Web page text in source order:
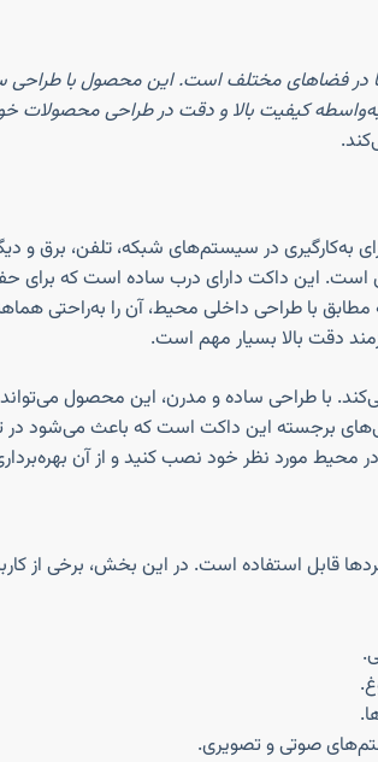
در فضاهای مختلف است. این محصول با طراحی
کیفیت بالا و دقت در طراحی محصولات
است. این داکت دارای درب ساده است که برای
می‌دهد که مطابق با طراحی داخلی محیط، آن را
دقت بالا بسیار مهم است.
نیز حفظ می‌کند. با طراحی ساده و مدرن، این
(از -۱۵ تا +۶۰ درجه سانتی‌گراد) از دیگر ویژگی‌های برجسته
مورد نظر خود نصب کنید و از آن
صوتی و تصویری.